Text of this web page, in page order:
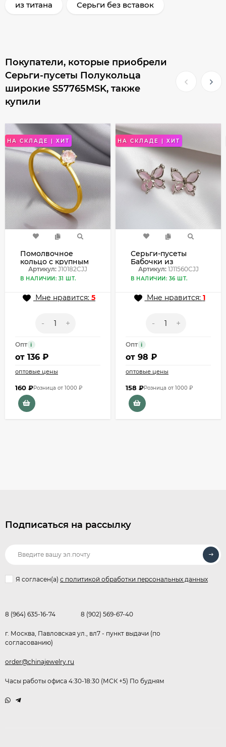
из титана Серьги без вставок
Покупатели, которые приобрели
Серьги-пусеты Полукольца
широкие S57765MSK, также
купили
НА СКЛАДЕ | ХИТ
Помолвочное
кольцо с крупным
фианитом в
золотистой оправе
Артикул: J10182CJJ
В НАЛИЧИИ: 31 ШТ.
Мне нравится: 5
- +
Опт i
от 136 ₽
оптовые цены
160 ₽Розница от 1000 ₽
НА СКЛАДЕ | ХИТ
Серьги-пусеты
Бабочки из
ювелирного сплава
на серебряном
Артикул:1J11560CJJ
В НАЛИЧИИ: 36 ШТ.
Мне нравится: 1
- +
Опт i
от 98 ₽
оптовые цены
158 ₽Розница от 1000 ₽
Подписаться на рассылку
Я согласен(a) с политикой обработки персональных данных
8 (964) 635-16-74 8 (902) 569-67-40
г. Москва, Павловская ул., вл7 - пункт выдачи (по
согласованию)
order@chinajewelry.ru
Часы работы офиса 4:30-18:30 (МСК +5) По будням